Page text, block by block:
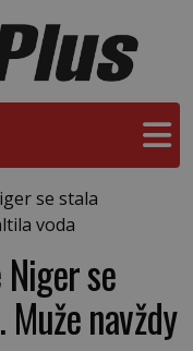
se stala
voda
se
navždy